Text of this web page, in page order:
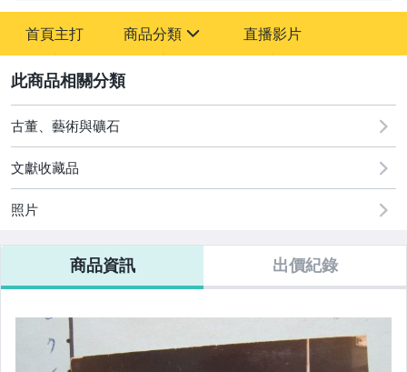
首頁主打 商品分類
其它
直播影片
古董、藝術與礦石
文獻收藏品
照片
商品資訊 出價紀錄